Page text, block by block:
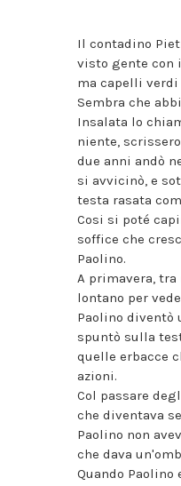
Il contadino
visto gente con
ma capelli verdi
Sembra che
Insalata lo
niente,
due anni andò
si avvicinò, e
testa rasata
Cosi si poté
soffice che
Paolino.
A primavera,
lontano per
Paolino diventò
spuntò sulla
quelle erbacce
azioni.
Col passare
che diventava
Paolino non
che dava
Quando